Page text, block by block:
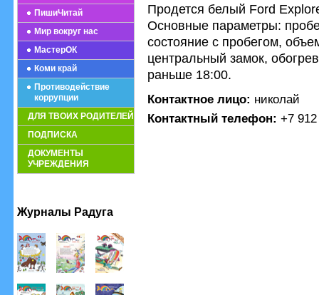
ПишиЧитай
Мир вокруг нас
МастерОК
Коми край
Противодействие
коррупции
ДЛЯ ТВОИХ РОДИТЕЛЕЙ
ПОДПИСКА
ДОКУМЕНТЫ
УЧРЕЖДЕНИЯ
Журналы Радуга
Продется белый Ford
Основные параметры:
состояние с пробегом,
центральный замок,
раньше 18:00.
Контактное лицо: николай
Контактный телефон: +7